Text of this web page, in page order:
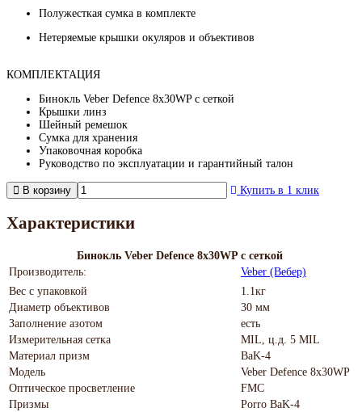
Полужесткая сумка в комплекте
Нетеряемые крышки окуляров и объективов
КОМПЛЕКТАЦИЯ
Бинокль Veber Defence 8x30WP с сеткой
Крышки линз
Шейный ремешок
Сумка для хранения
Упаковочная коробка
Руководство по эксплуатации и гарантийный талон
В корзину Купить в 1 клик
Характеристики
Бинокль Veber Defence 8x30WP с сеткой
Производитель:
Veber (Вебер)
Вес с упаковкой
1.1кг
Диаметр объективов
30 мм
Заполнение азотом
есть
Измерительная сетка
MIL, ц.д. 5 MIL
Материал призм
BaK-4
Модель
Veber Defence 8x30WP
Оптическое просветление
FMC
Призмы
Porro BaK-4